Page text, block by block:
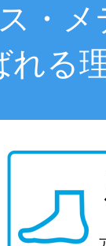
・
れる